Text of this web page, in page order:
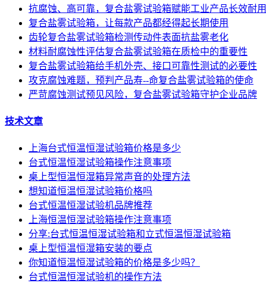
抗腐蚀、高可靠，复合盐雾试验箱赋能工业产品长效耐用
复合盐雾试验箱，让每款产品都经得起长期使用
齿轮复合盐雾试验箱检测传动件表面抗盐雾老化
材料耐腐蚀性评估复合盐雾试验箱在质检中的重要性
复合盐雾试验箱给手机外壳、接口可靠性测试的必要性
攻克腐蚀难题，预判产品寿--命复合盐雾试验箱的使命
严苛腐蚀测试预见风险，复合盐雾试验箱守护企业品牌
技术文章
上海台式恒温恒湿试验箱价格是多少
台式恒温恒湿试验箱操作注意事项
桌上型恒温恒湿箱异常声音的处理方法
想知道恒温恒湿试验箱价格吗
台式恒温恒湿试验机品牌推荐
上海恒温恒湿试验箱操作注意事项
分享:台式恒温恒湿试验箱和立式恒温恒湿试验箱
桌上型恒温恒湿箱安装的要点
你知道恒温恒湿试验箱的价格是多少吗？
台式恒温恒湿试验机的操作方法